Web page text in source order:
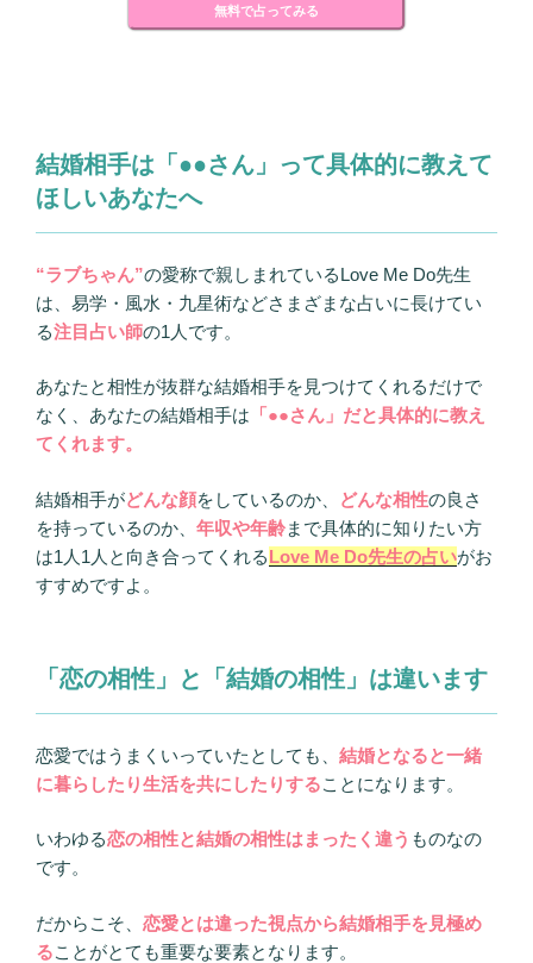
無料で占ってみる
結婚相手は「●●さん」って具体的に教えて
ほしいあなたへ
“ラブちゃん”の愛称で親しまれているLove Me Do先生
は、易学・風水・九星術などさまざまな占いに長けてい
る注目占い師の1人です。
あなたと相性が抜群な結婚相手を見つけてくれるだけで
なく、あなたの結婚相手は 「●●さん」だと具体的に教え
てくれます。
結婚相手がどんな顔をしているのか、 どんな相性の良さ
を持っているのか、 年収や年齢まで具体的に知りたい方
は1人1人と向き合ってくれるLove Me Do先生の占いがお
すすめですよ。
「恋の相性」と「結婚の相性」は違います
恋愛ではうまくいっていたとしても、 結婚となると一緒
に暮らしたり生活を共にしたりすることになります。
いわゆる恋の相性と結婚の相性はまったく違う ものなの
です。
だからこそ、 恋愛とは違った視点から結婚相手を見極め
ることがとても重要な要素となります。